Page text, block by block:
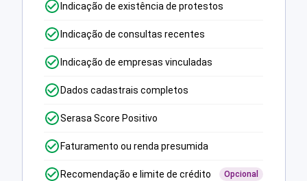
Indicação de existência de protestos
Indicação de consultas recentes
Indicação de empresas vinculadas
Dados cadastrais completos
Serasa Score Positivo
Faturamento ou renda presumida
Recomendação e limite de crédito Opcional